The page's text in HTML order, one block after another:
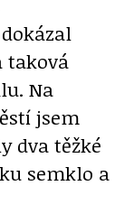
taková
Na
jsem
dva těžké
semklo a